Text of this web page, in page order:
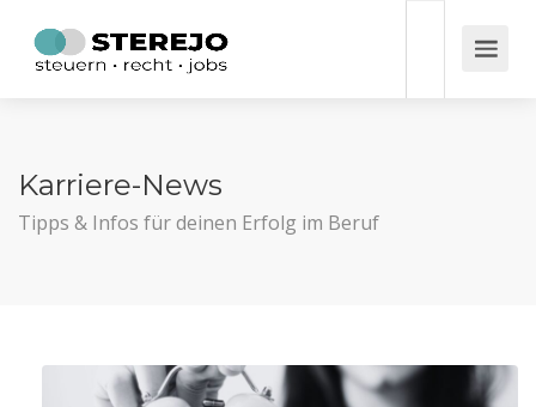
Karriere-News
Tipps & Infos für deinen Erfolg im Beruf